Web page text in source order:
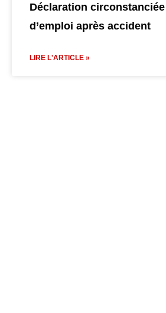
Déclaration
d’emploi après accident
LIRE L'ARTICLE »